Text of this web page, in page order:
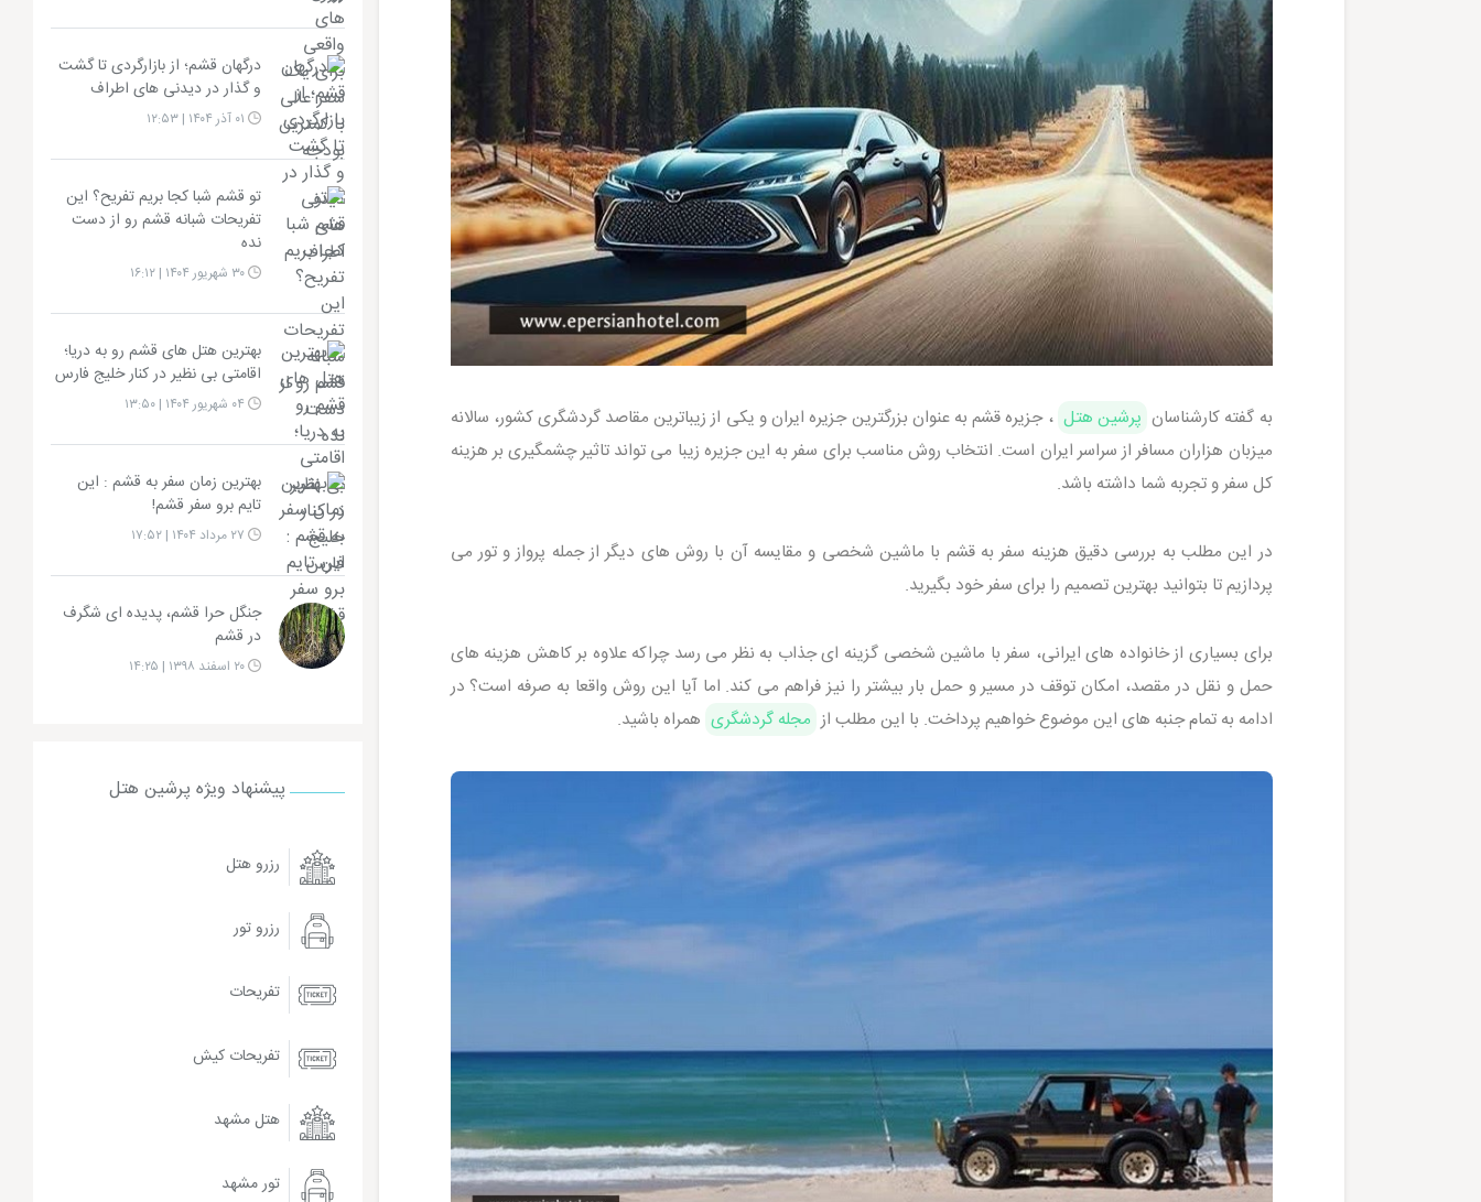
به گفته کارشناسان پرشین هتل ، جزیره قشم به عنوان بزرگترین جزیره ایران و یکی از زیباترین مقاصد گردشگری کشور، سالانه
میزبان هزاران مسافر از سراسر ایران است. انتخاب روش مناسب برای سفر به این جزیره زیبا می تواند تاثیر چشمگیری بر هزینه
کل سفر و تجربه شما داشته باشد.
در این مطلب به بررسی دقیق هزینه سفر به قشم با ماشین شخصی و مقایسه آن با روش های دیگر از جمله پرواز و تور می
پردازیم تا بتوانید بهترین تصمیم را برای سفر خود بگیرید.
برای بسیاری از خانواده های ایرانی، سفر با ماشین شخصی گزینه ای جذاب به نظر می رسد چراکه علاوه بر کاهش هزینه های
حمل و نقل در مقصد، امکان توقف در مسیر و حمل بار بیشتر را نیز فراهم می کند. اما آیا این روش واقعا به صرفه است؟ در
ادامه به تمام جنبه های این موضوع خواهیم پرداخت. با این مطلب از مجله گردشگری همراه باشید.
درگهان قشم؛ از بازارگردی تا گشت
و گذار در دیدنی های اطراف
تو قشم شبا کجا بریم تفریح؟ این
تفریحات شبانه قشم رو از دست
نده
۳۰ شهریور ۱۴۰۴ | ۱۶:۱۲
بهترین هتل های قشم رو به دریا؛
اقامتی بی نظیر در کنار خلیج فارس
بهترین زمان سفر به قشم : این
تایم برو سفر قشم!
جنگل حرا قشم، پدیده ای شگرف
در قشم
۲۰ اسفند ۱۳۹۸ | ۱۴:۲۵
پیشنهاد ویژه پرشین هتل
رزرو هتل
رزرو تور
تفریحات
تفریحات کیش
هتل مشهد
تور مشهد